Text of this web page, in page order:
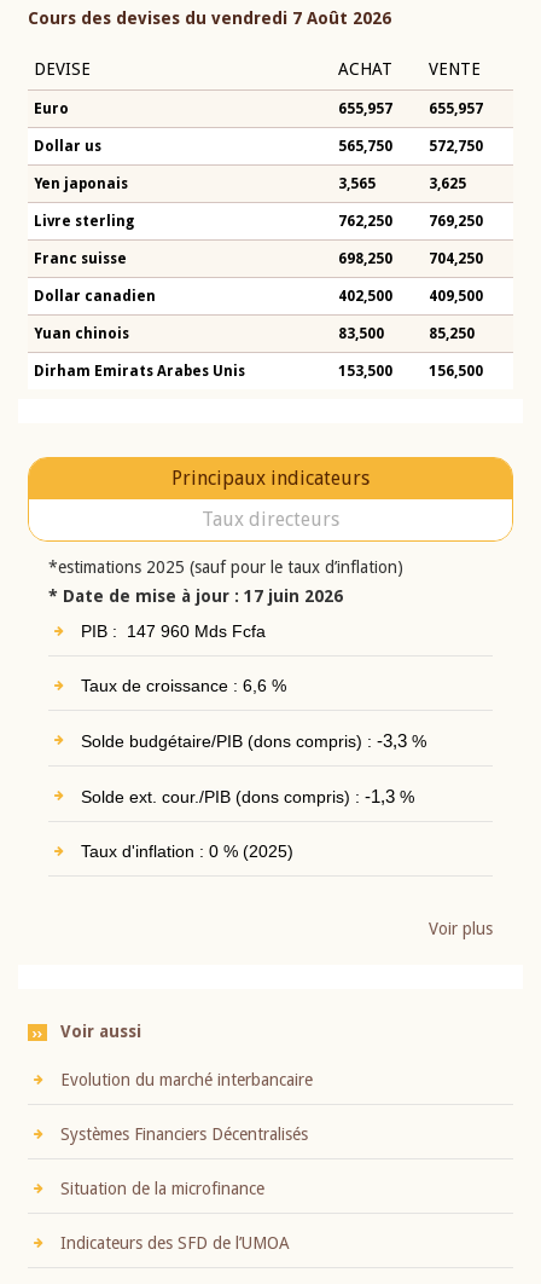
Cours des devises du vendredi 7 Août 2026
DEVISE ACHAT VENTE
Euro 655,957 655,957
Dollar us 565,750 572,750
Yen japonais 3,565 3,625
Livre sterling 762,250 769,250
Franc suisse 698,250 704,250
Dollar canadien 402,500 409,500
Yuan chinois 83,500 85,250
Dirham Emirats Arabes Unis 153,500 156,500
Principaux indicateurs
Taux directeurs
*estimations 2025 (sauf pour le taux d’inflation)
* Date de mise à jour : 17 juin 2026
PIB : 147 960 Mds Fcfa
Taux de croissance : 6,6 %
Solde budgétaire/PIB (dons compris) : -3,3%
Solde ext. cour./PIB (dons compris) : -1,3%
Taux d'inflation : 0 % (2025)
Voir plus
Voir aussi
Evolution du marché interbancaire
Systèmes Financiers Décentralisés
Situation de la microfinance
Indicateurs des SFD de l’UMOA